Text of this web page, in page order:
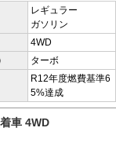
レギュラー
ガソリン
4WD
ターボ
R12年度燃費基準6
5%達成
車 4WD